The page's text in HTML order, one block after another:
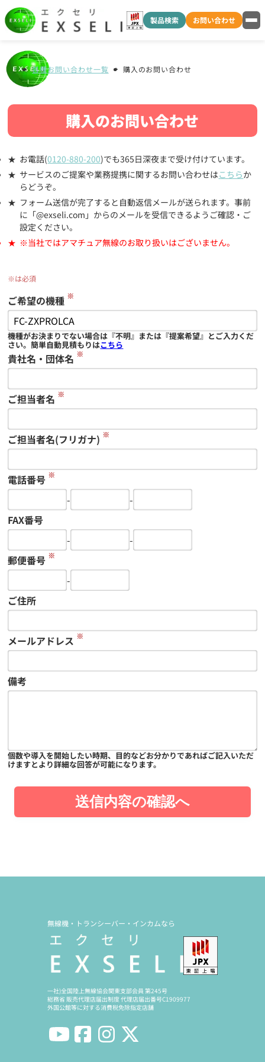
製品検索 お問い合わせ
各種お問い合わせ一覧 購入のお問い合わせ
購入のお問い合わせ
お電話(0120-880-200)でも365日深夜まで受け付けています。
サービスのご提案や業務提携に関するお問い合わせはこちらか
らどうぞ。
フォーム送信が完了すると自動返信メールが送られます。事前
に「@exseli.com」からのメールを受信できるようご確認・ご
設定ください。
※当社ではアマチュア無線のお取り扱いはございません。
※は必須
ご希望の機種 ※
機種がお決まりでない場合は『不明』または『提案希望』とご入力くだ
さい。簡単自動見積もりはこちら
貴社名・団体名 ※
ご担当者名 ※
ご担当者名(フリガナ) ※
電話番号 ※
-
-
FAX番号
-
-
郵便番号 ※
-
ご住所
メールアドレス ※
備考
個数や導入を開始したい時期、目的などお分かりであればご記入いただ
けますとより詳細な回答が可能になります。
送信内容の確認へ
無線機・トランシーバー・インカムなら
一社)全国陸上無線協会関東支部会員 第245号
総務省 販売代理店届出制度 代理店届出番号C1909977
外国公館等に対する消費税免除指定店舗